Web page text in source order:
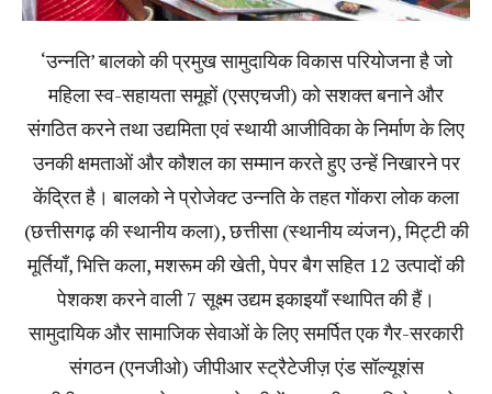
‘उन्नति’ बालको की प्रमुख सामुदायिक विकास परियोजना है जो
महिला स्व-सहायता समूहों (एसएचजी) को सशक्त बनाने और
संगठित करने तथा उद्यमिता एवं स्थायी आजीविका के निर्माण के लिए
उनकी क्षमताओं और कौशल का सम्मान करते हुए उन्हें निखारने पर
केंद्रित है। बालको ने प्रोजेक्ट उन्नति के तहत गोंकरा लोक कला
(छत्तीसगढ़ की स्थानीय कला), छत्तीसा (स्थानीय व्यंजन), मिट्टी की
मूर्तियाँ, भित्ति कला, मशरूम की खेती, पेपर बैग सहित 12 उत्पादों की
पेशकश करने वाली 7 सूक्ष्म उद्यम इकाइयाँ स्थापित की हैं।
सामुदायिक और सामाजिक सेवाओं के लिए समर्पित एक गैर-सरकारी
संगठन (एनजीओ) जीपीआर स्ट्रैटेजीज़ एंड सॉल्यूशंस